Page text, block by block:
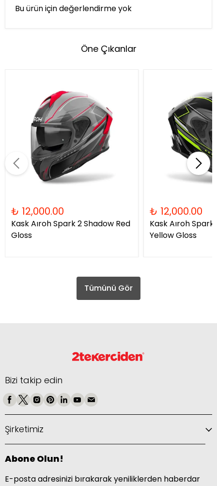
Bu ürün için değerlendirme yok
Öne Çıkanlar
₺ 12,000.00
Kask Aıroh Spark 2 Shadow Red
Gloss
₺ 12,000.00
Kask Aıroh
Yellow Gloss
Tümünü Gör
Bizi takip edin
Şirketimiz
Abone Olun!
E-posta adresinizi bırakarak yeniliklerden haberdar